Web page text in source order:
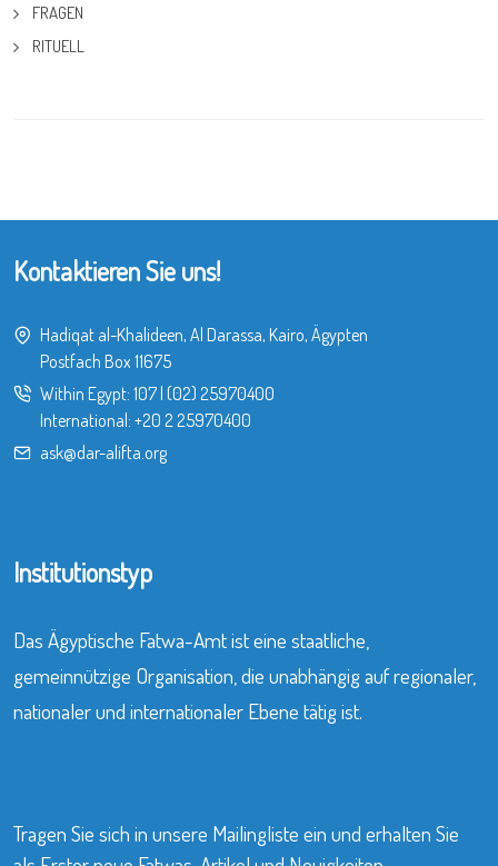
FRAGEN
RITUELL
Kontaktieren Sie uns!
Hadiqat al-Khalideen, Al Darassa, Kairo, Ägypten
Postfach Box 11675
Within Egypt: 107| (02) 25970400
International: +20 2 25970400
ask@dar-alifta.org
Institutionstyp
Das Ägyptische Fatwa-Amt ist eine staatliche,
gemeinnützige Organisation, die unabhängig auf regionaler,
nationaler und internationaler Ebene tätig ist.
Tragen Sie sich in unsere Mailingliste ein und erhalten Sie